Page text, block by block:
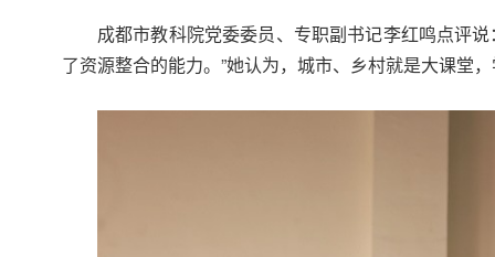
成都市教科院党委委员、专职副书记李红鸣点评
了资源整合的能力。”她认为，城市、乡村就是大课堂